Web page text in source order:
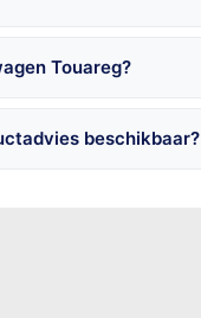
Touareg?
beschikbaar?